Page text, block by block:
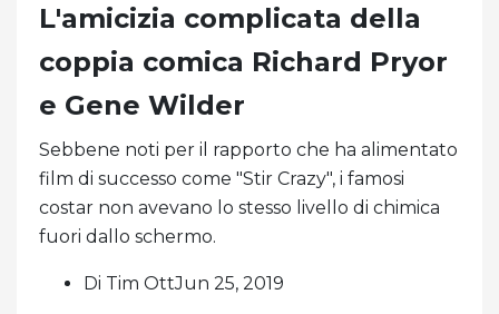
L'amicizia complicata della
coppia comica Richard Pryor
e Gene Wilder
Sebbene noti per il rapporto che ha alimentato
film di successo come "Stir Crazy", i famosi
costar non avevano lo stesso livello di chimica
fuori dallo schermo.
Di Tim OttJun 25, 2019